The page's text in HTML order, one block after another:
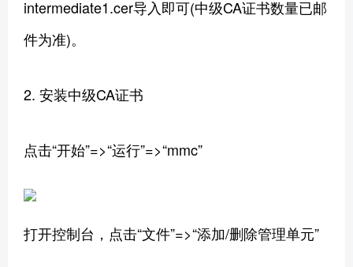
intermediate1.cer导入即可(中级CA证书数量已邮
件为准)。
2. 安装中级CA证书
点击“开始”=>“运行”=>“mmc”
打开控制台，点击“文件”=>“添加/删除管理单元”